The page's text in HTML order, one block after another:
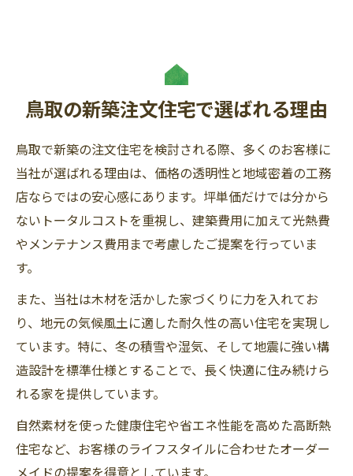
鳥取の新築注文住宅で選ばれる理由
鳥取で新築の注文住宅を検討される際、多くのお客様に
当社が選ばれる理由は、価格の透明性と地域密着の工務
店ならではの安心感にあります。坪単価だけでは分から
ないトータルコストを重視し、建築費用に加えて光熱費
やメンテナンス費用まで考慮したご提案を行っていま
す。
また、当社は木材を活かした家づくりに力を入れてお
り、地元の気候風土に適した耐久性の高い住宅を実現し
ています。特に、冬の積雪や湿気、そして地震に強い構
造設計を標準仕様とすることで、長く快適に住み続けら
れる家を提供しています。
自然素材を使った健康住宅や省エネ性能を高めた高断熱
住宅など、お客様のライフスタイルに合わせたオーダー
メイドの提案を得意としています。